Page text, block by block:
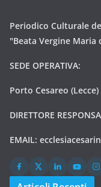
Periodico Culturale
"Beata Vergine Maria
SEDE OPERATIVA:
Porto Cesareo
DIRETTORE
EMAIL: